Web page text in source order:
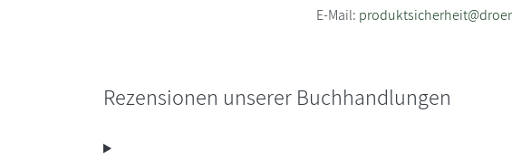
E-Mail:
Rezensionen unserer Buchhandlungen